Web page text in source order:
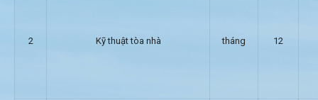
2 Kỹ thuật tòa nhà tháng 12